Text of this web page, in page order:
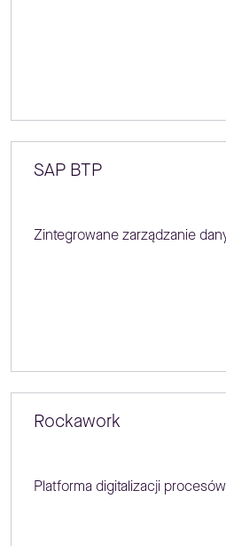
SAP BTP
Zintegrowane zarządzanie
Rockawork
Platforma digitalizacji procesów